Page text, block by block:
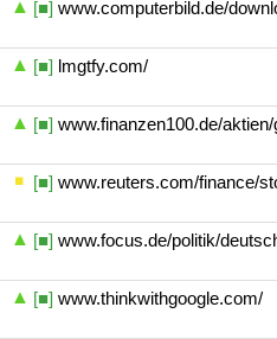
[■] www.computerbild.de/
[■] lmgtfy.com/
[■] www.finanzen100.de/
[■] www.reuters.com/finance/
[■] www.focus.de/politik/
[■] www.thinkwithgoogle.com/